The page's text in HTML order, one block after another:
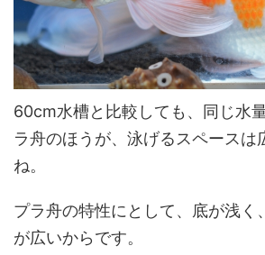
60cm水槽と比較しても、同じ水
ラ舟のほうが、泳げるスペースは
ね。
プラ舟の特性にとして、底が浅く
が広いからです。